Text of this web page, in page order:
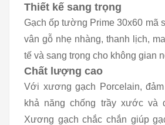
Thiết kế sang trọng
Gạch ốp tường Prime 30x60 mã
vân gỗ nhẹ nhàng, thanh lịch,
tế và sang trọng cho không gian
Chất lượng cao
Với xương gạch Porcelain,
khả năng chống trầy xước và
Xương gạch chắc chắn giúp